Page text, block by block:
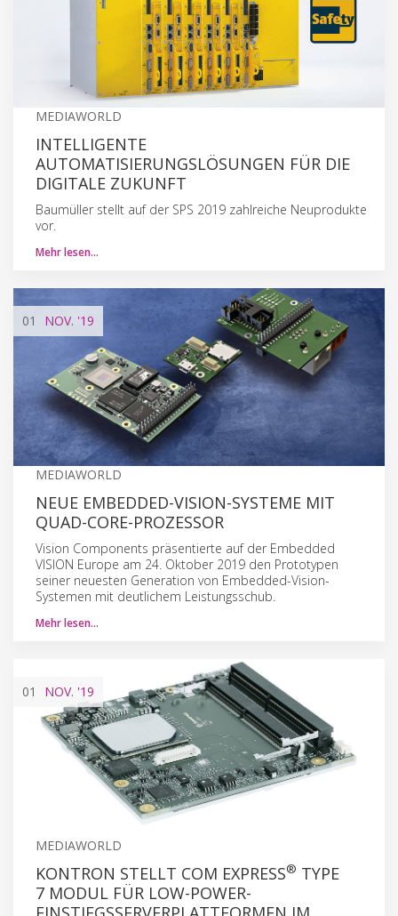
MEDIAWORLD
INTELLIGENTE
AUTOMATISIERUNGSLÖSUNGEN FÜR DIE
DIGITALE ZUKUNFT
Baumüller stellt auf der SPS 2019 zahlreiche Neuprodukte
vor.
Mehr lesen…
01 NOV. '19
MEDIAWORLD
NEUE EMBEDDED-VISION-SYSTEME MIT
QUAD-CORE-PROZESSOR
Vision Components präsentierte auf der Embedded
VISION Europe am 24. Oktober 2019 den Prototypen
seiner neuesten Generation von Embedded-Vision-
Systemen mit deutlichem Leistungsschub.
Mehr lesen…
01 NOV. '19
MEDIAWORLD
KONTRON STELLT COM EXPRESS® TYPE
7 MODUL FÜR LOW-POWER-